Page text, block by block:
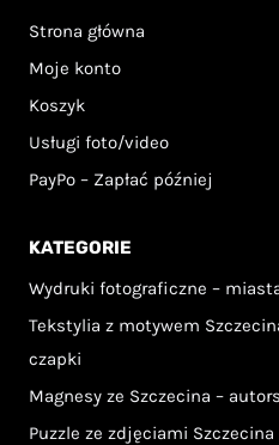
Strona główna
Moje konto
Koszyk
Usługi foto/video
PayPo – Zapłać później
KATEGORIE
Wydruki fotograficzne –
Tekstylia z motywem
czapki
Magnesy ze Szczecina –
Puzzle ze zdjęciami